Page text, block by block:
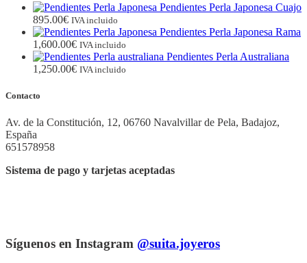
Pendientes Perla Japonesa Cuajo
895.00€ IVA incluido
Pendientes Perla Japonesa Rama
1,600.00€ IVA incluido
Pendientes Perla Australiana
1,250.00€ IVA incluido
Contacto
Av. de la Constitución, 12, 06760 Navalvillar de Pela, Badajoz,
España
651578958
Sistema de pago y tarjetas aceptadas
Síguenos en Instagram @suita.joyeros